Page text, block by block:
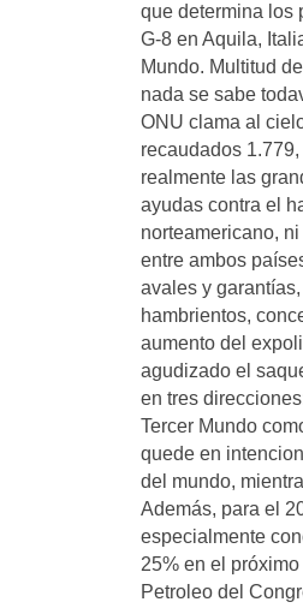
que determina los
G-8 en Aquila,
Mundo. Multitud
nada se sabe
ONU clama al
recaudados
realmente las
ayudas contra el
norteamericano,
entre ambos
avales y
hambrientos,
aumento del
agudizado el
en tres
Tercer Mundo
quede en
del mundo,
Además, para el
especialmente
25% en el
Petroleo del